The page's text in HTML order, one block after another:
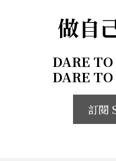
做自
DARE TO
DARE
訂閱